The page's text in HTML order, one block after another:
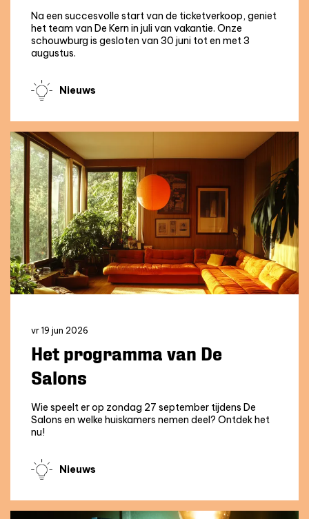
Na een succesvolle start van de ticketverkoop, geniet
het team van De Kern in juli van vakantie. Onze
schouwburg is gesloten van 30 juni tot en met 3
augustus.
Nieuws
vr 19 jun 2026
Het programma van De
Salons
Wie speelt er op zondag 27 september tijdens De
Salons en welke huiskamers nemen deel? Ontdek het
nu!
Nieuws